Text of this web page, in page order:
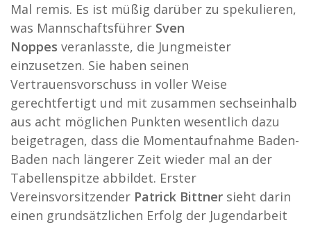
Mal remis. Es ist müßig darüber zu spekulieren,
was Mannschaftsführer Sven
Noppes veranlasste, die Jungmeister
einzusetzen. Sie haben seinen
Vertrauensvorschuss in voller Weise
gerechtfertigt und mit zusammen sechseinhalb
aus acht möglichen Punkten wesentlich dazu
beigetragen, dass die Momentaufnahme Baden-
Baden nach längerer Zeit wieder mal an der
Tabellenspitze abbildet. Erster
Vereinsvorsitzender Patrick Bittner sieht darin
einen grundsätzlichen Erfolg der Jugendarbeit